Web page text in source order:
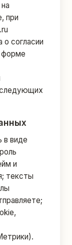
при
согласии
форме
в виде
и
тексты